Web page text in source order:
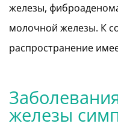
железы,
молочной железы. К
распространение
железы